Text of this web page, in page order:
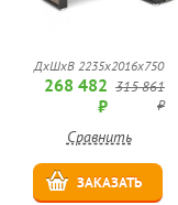
ДхШхВ 2235х2016х750
268 482
₽
315 861
₽
Сравнить
ЗАКАЗАТЬ